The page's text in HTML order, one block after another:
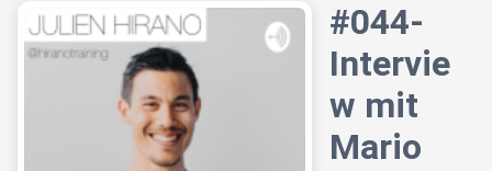
#044-
Intervie
w mit
Mario